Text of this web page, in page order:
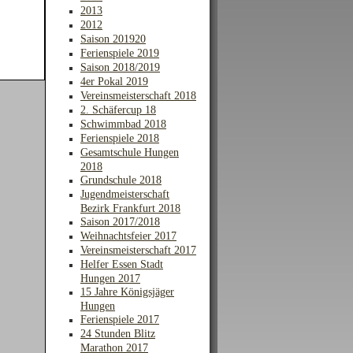
2013
2012
Saison 201920
Ferienspiele 2019
Saison 2018/2019
4er Pokal 2019
Vereinsmeisterschaft 2018
2. Schäfercup 18
Schwimmbad 2018
Ferienspiele 2018
Gesamtschule Hungen
2018
Grundschule 2018
Jugendmeisterschaft
Bezirk Frankfurt 2018
Saison 2017/2018
Weihnachtsfeier 2017
Vereinsmeisterschaft 2017
Helfer Essen Stadt
Hungen 2017
15 Jahre Königsjäger
Hungen
Ferienspiele 2017
24 Stunden Blitz
Marathon 2017